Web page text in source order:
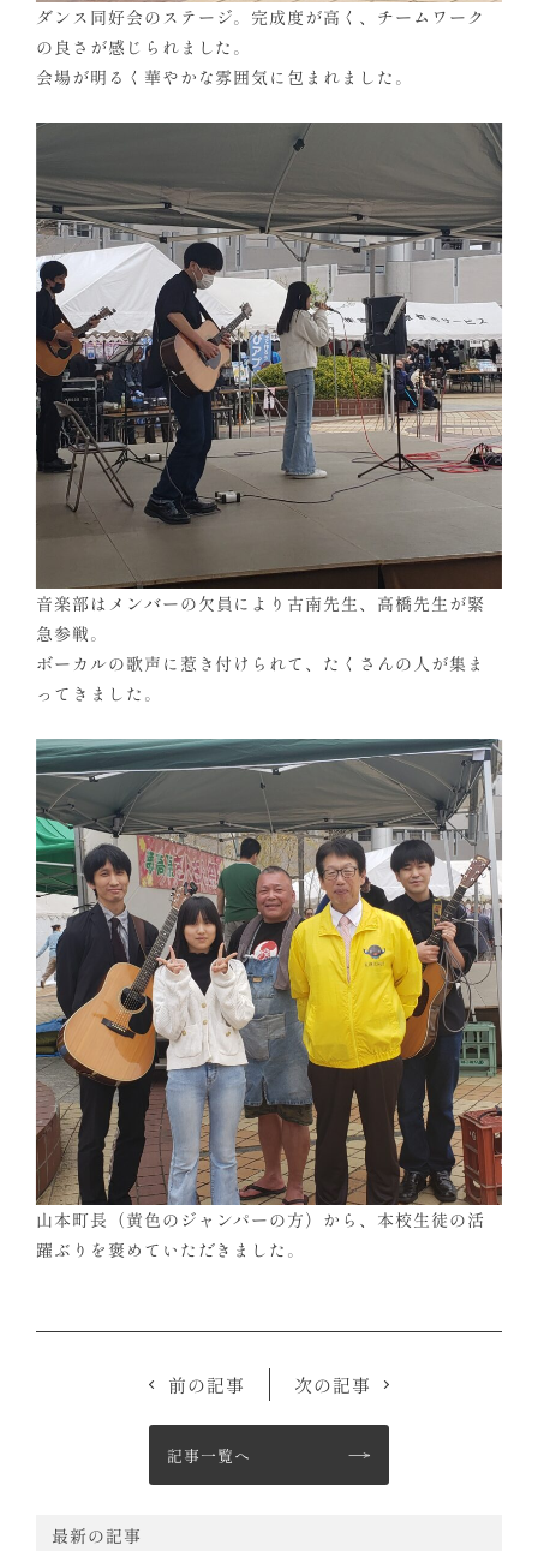
最新の記事
ダンス同好会のステージ。完成度が高く、チームワーク
の良さが感じられました。
会場が明るく華やかな雰囲気に包まれました。
音楽部はメンバーの欠員により古南先生、高橋先生が緊
急参戦。
ボーカルの歌声に惹き付けられて、たくさんの人が集ま
ってきました。
山本町長（黄色のジャンパーの方）から、本校生徒の活
躍ぶりを褒めていただきました。
記事一覧へ
前の記事 次の記事